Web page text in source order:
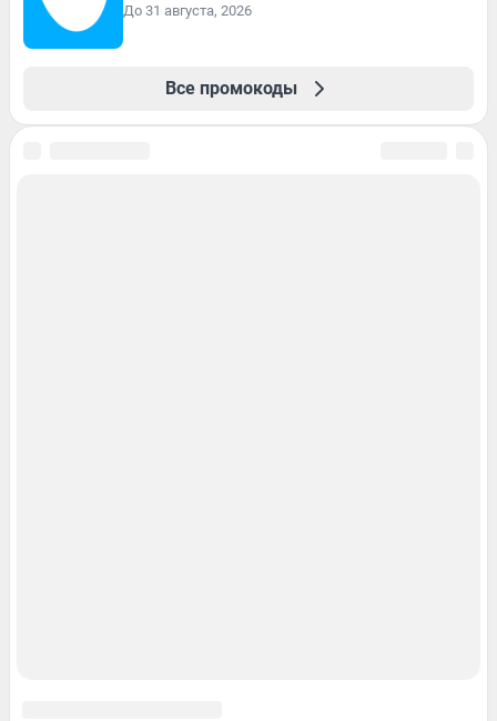
До 31 августа, 2026
Все промокоды